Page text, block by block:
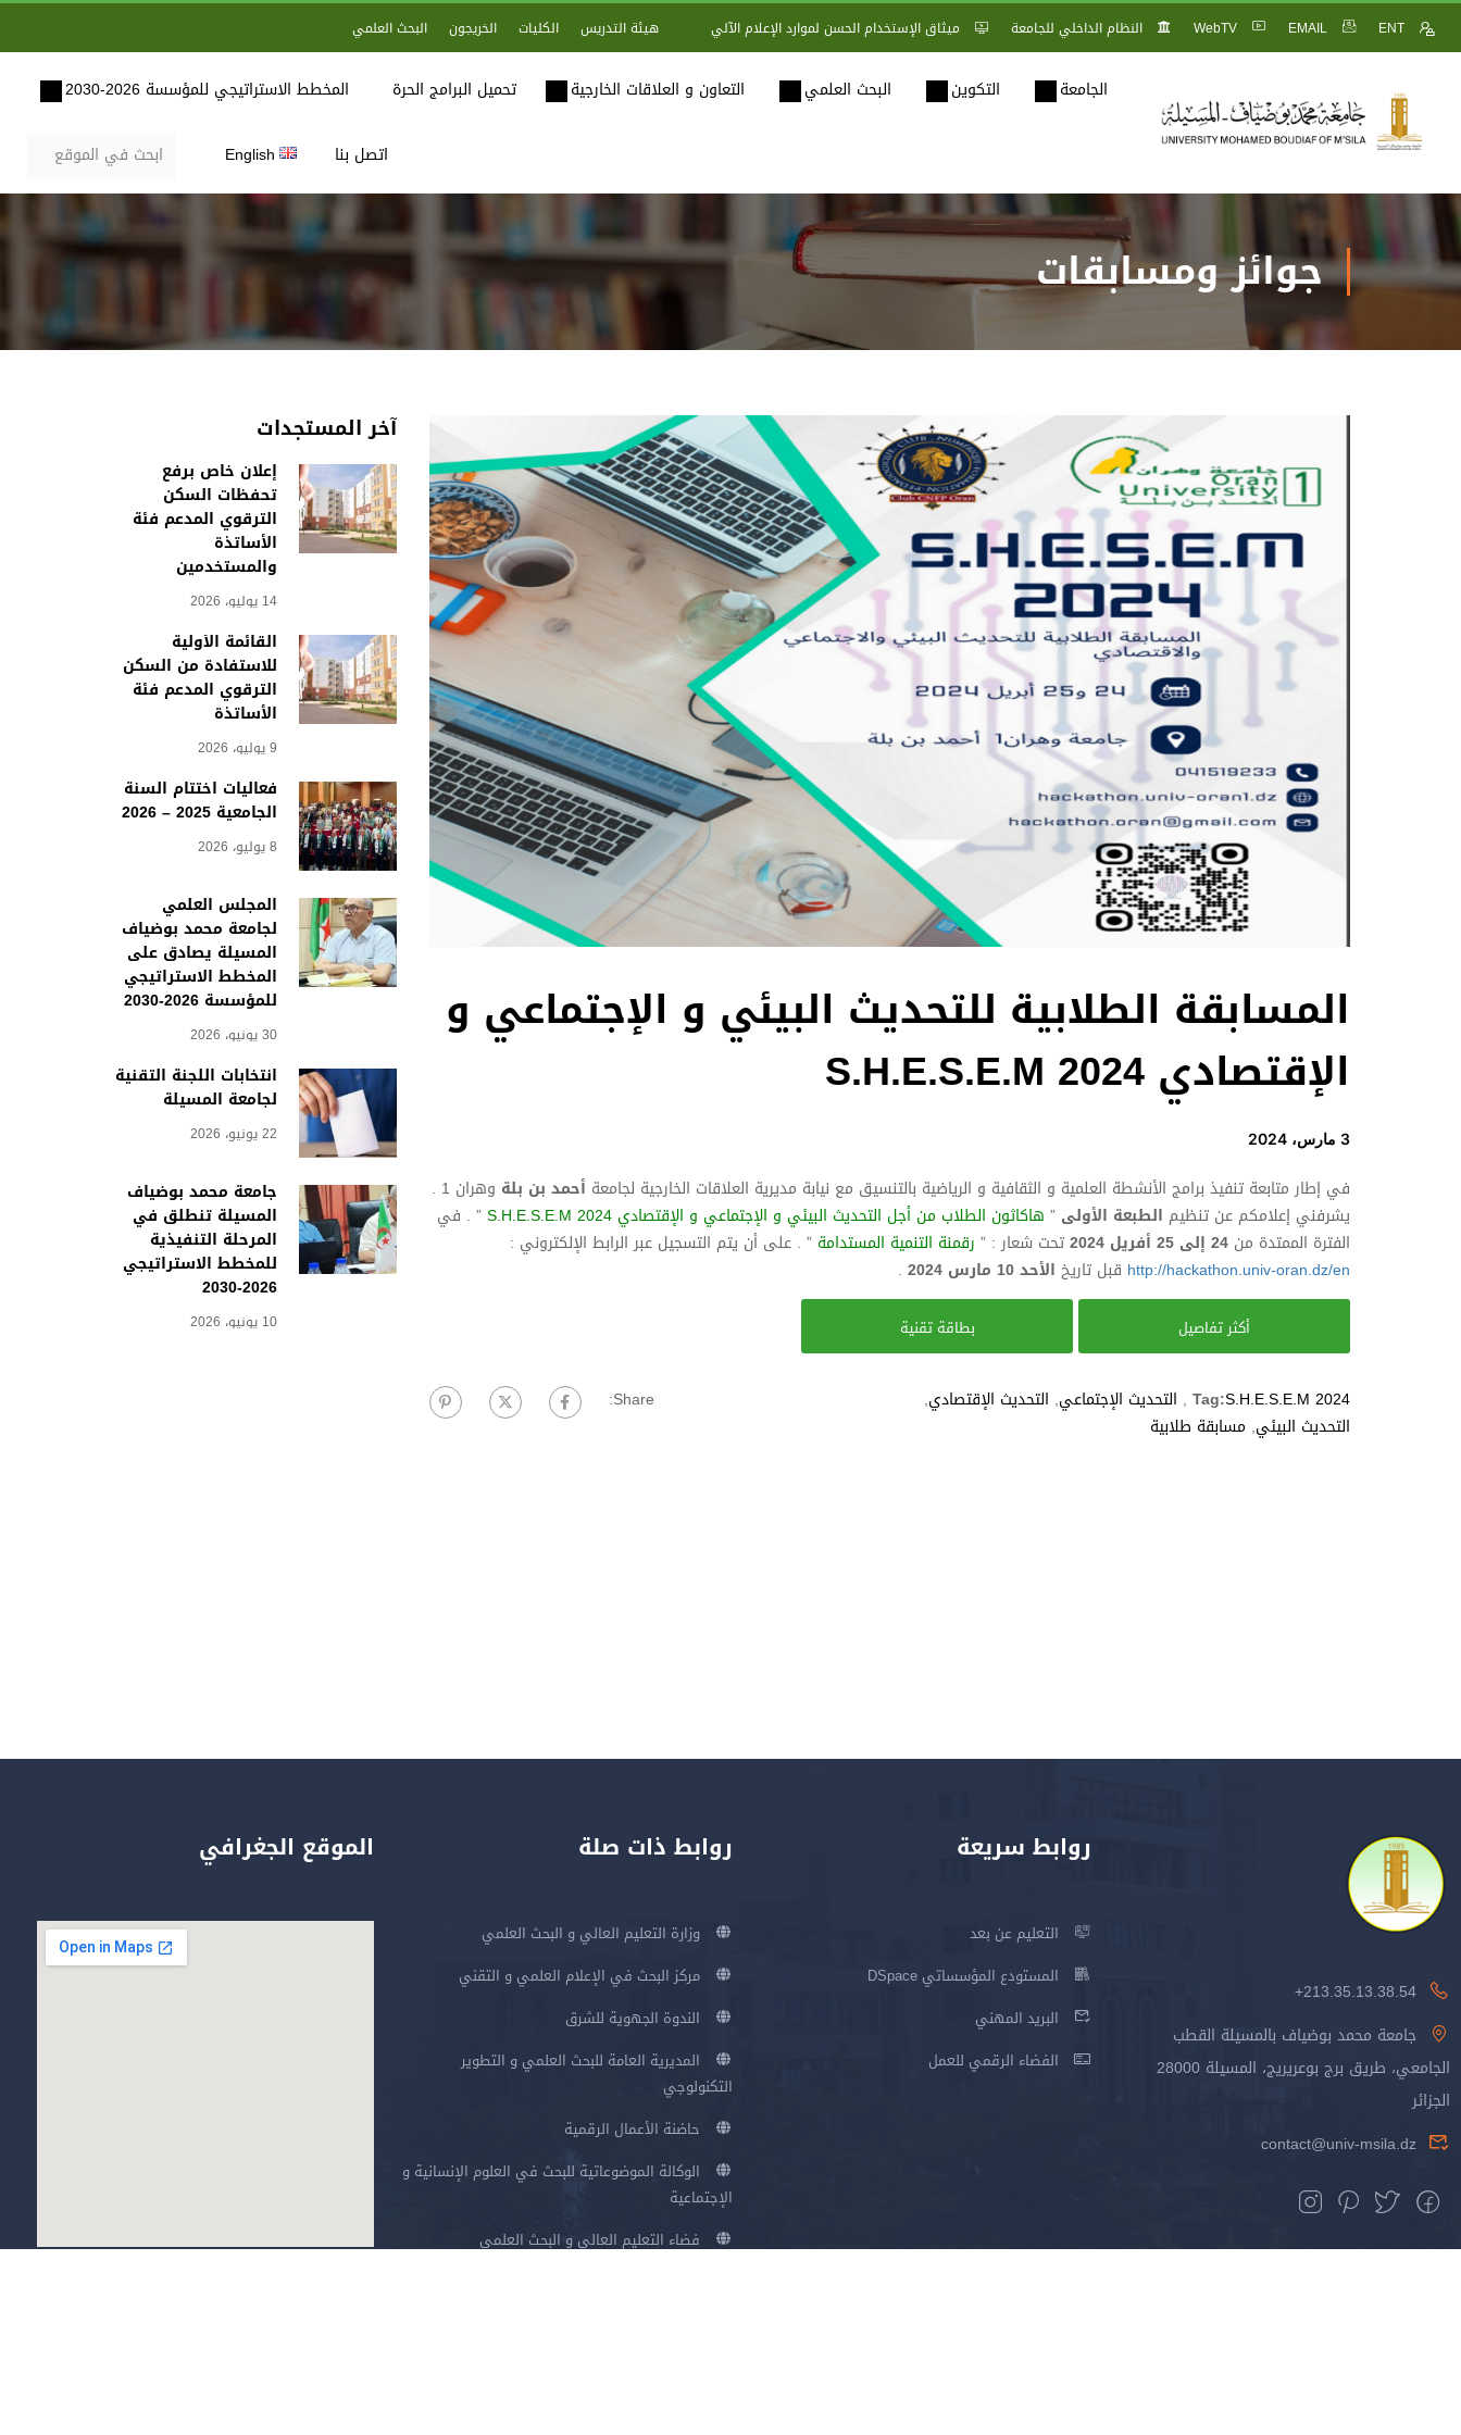
ENT
EMAIL
WebTV النظام الداخلي للجامعة ميثاق الإستخدام الحسن لموارد الإعلام الآلي هيئة التدريس الكليات الخريجون البحث العلمي
الجامعة التكوين البحث العلمي التعاون و العلاقات الخارجية تحميل البرامج الحرة المخطط الاستراتيجي للمؤسسة 2026-2030
اتصل بنا English
جوائز ومسابقات
المسابقة الطلابية للتحديث البيئي و الإجتماعي و
الإقتصادي S.H.E.S.E.M 2024
3 مارس، 2024
في إطار متابعة تنفيذ برامج الأنشطة العلمية و الثقافية و الرياضية بالتنسيق مع نيابة مديرية العلاقات الخارجية لجامعة أحمد بن بلة
وهران 1 .
يشرفني إعلامكم عن تنظيم الطبعة الأولى ” هاكاثون الطلاب من أجل التحديث البيئي و الإجتماعي و الإقتصادي S.H.E.S.E.M 2024
” . في
الفترة الممتدة من 24 إلى 25 أفريل 2024 تحت شعار : ” رقمنة التنمية المستدامة ” . على أن يتم التسجيل عبر الرابط الإلكتروني :
http://hackathon.univ-oran.dz/en قبل تاريخ الأحد 10 مارس 2024 .
أكثر تفاصيل بطاقة تقنية
Tag:S.H.E.S.E.M 2024
, التحديث الإجتماعي, التحديث الإقتصادي,
التحديث البيئي, مسابقة طلابية
Share:
آخر المستجدات
إعلان خاص برفع
تحفظات السكن
الترقوي المدعم فئة
الأساتذة
والمستخدمين
14 يوليو، 2026
القائمة الأولية
للاستفادة من السكن
الترقوي المدعم فئة
الأساتذة
9 يوليو، 2026
فعاليات اختتام السنة
الجامعية 2025 – 2026
8 يوليو، 2026
المجلس العلمي
لجامعة محمد بوضياف
المسيلة يصادق على
المخطط الاستراتيجي
للمؤسسة 2026-2030
30 يونيو، 2026
انتخابات اللجنة التقنية
لجامعة المسيلة
22 يونيو، 2026
جامعة محمد بوضياف
المسيلة تنطلق في
المرحلة التنفيذية
للمخطط الاستراتيجي
2026-2030
10 يونيو، 2026
213.35.13.38.54+
جامعة محمد بوضياف بالمسيلة القطب
الجامعي، طريق برج بوعريريج، المسيلة 28000
الجزائر
contact@univ-msila.dz
روابط سريعة
التعليم عن بعد
المستودع المؤسساتي DSpace
البريد المهني
الفضاء الرقمي للعمل
روابط ذات صلة
وزارة التعليم العالي و البحث العلمي
مركز البحث في الإعلام العلمي و التقني
الندوة الجهوية للشرق
المديرية العامة للبحث العلمي و التطوير
التكنولوجي
حاضنة الأعمال الرقمية
الوكالة الموضوعاتية للبحث في العلوم الإنسانية و
الإجتماعية
فضاء التعليم العالي و البحث العلمي
الموقع الجغرافي